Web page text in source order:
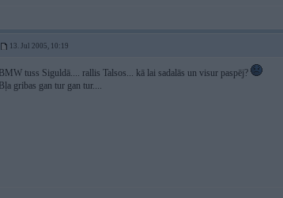
13. Jul 2005, 10:19
BMW tuss Siguldā.... rallis Talsos... kā lai sadalās un visur paspēj?
Bļa gribas gan tur gan tur....